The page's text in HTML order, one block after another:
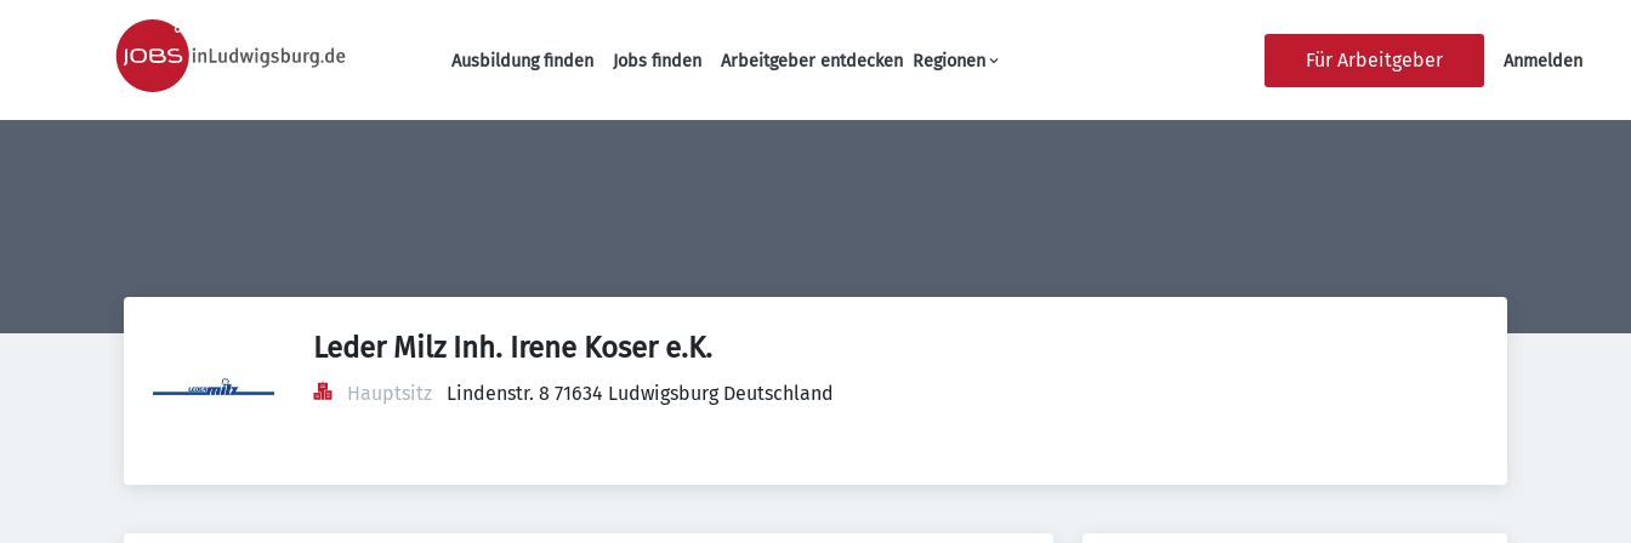
Haupt-Navigation
Ausbildung finden Jobs finden Arbeitgeber entdecken Regionen Für Arbeitgeber Anmelden
Leder Milz Inh. Irene Koser e.K.
Hauptsitz Lindenstr. 8 71634 Ludwigsburg Deutschland